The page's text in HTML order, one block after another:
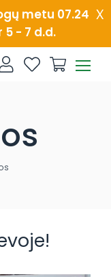
x
metu 07.24
5 - 7 d.d.